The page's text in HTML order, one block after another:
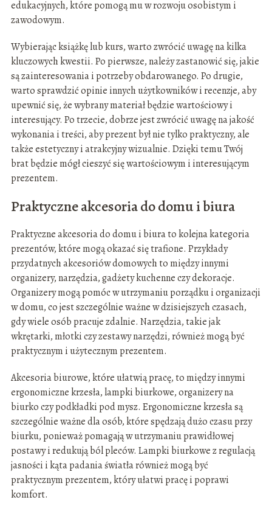
edukacyjnych, które pomogą mu w rozwoju osobistym i
zawodowym.
Wybierając książkę lub kurs, warto zwrócić uwagę na kilka
kluczowych kwestii. Po pierwsze, należy zastanowić się, jakie
są zainteresowania i potrzeby obdarowanego. Po drugie,
warto sprawdzić opinie innych użytkowników i recenzje, aby
upewnić się, że wybrany materiał będzie wartościowy i
interesujący. Po trzecie, dobrze jest zwrócić uwagę na jakość
wykonania i treści, aby prezent był nie tylko praktyczny, ale
także estetyczny i atrakcyjny wizualnie. Dzięki temu Twój
brat będzie mógł cieszyć się wartościowym i interesującym
prezentem.
Praktyczne akcesoria do domu i biura
Praktyczne akcesoria do domu i biura to kolejna kategoria
prezentów, które mogą okazać się trafione. Przykłady
przydatnych akcesoriów domowych to między innymi
organizery, narzędzia, gadżety kuchenne czy dekoracje.
Organizery mogą pomóc w utrzymaniu porządku i organizacji
w domu, co jest szczególnie ważne w dzisiejszych czasach,
gdy wiele osób pracuje zdalnie. Narzędzia, takie jak
wkrętarki, młotki czy zestawy narzędzi, również mogą być
praktycznym i użytecznym prezentem.
Akcesoria biurowe, które ułatwią pracę, to między innymi
ergonomiczne krzesła, lampki biurkowe, organizery na
biurko czy podkładki pod mysz. Ergonomiczne krzesła są
szczególnie ważne dla osób, które spędzają dużo czasu przy
biurku, ponieważ pomagają w utrzymaniu prawidłowej
postawy i redukują ból pleców. Lampki biurkowe z regulacją
jasności i kąta padania światła również mogą być
praktycznym prezentem, który ułatwi pracę i poprawi
komfort.